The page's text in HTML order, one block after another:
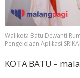
Walikota Batu Dewanti
Pengelolaan Aplikasi
KOTA BATU –